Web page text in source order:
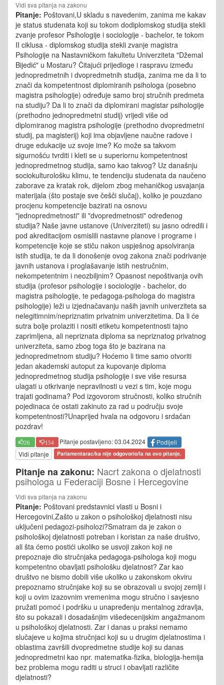
Vidi sva pitanja na zakonu
Pitanje: Poštovani,U skladu s navedenim, zanima me kakav
je status studenata koji su tokom dodiplomskog studija stekli
zvanje profesor Psihologije i sociologije - bachelor, te tokom
II ciklusa - diplomskog studija stekli zvanje magistra
Psihologije na Nastavničkom fakultetu Univerziteta "Džemal
Bijedić" u Mostaru? Čitajući prijedloge i raspravu između
jednopredmetnih i dvopredmetnih studija, zanima me da li to
znači da kompetentnost diplomiranih psihologa (posebno
magistra psihologije) određuje samo broj stručnih predmeta
na studiju? Da li to znači da diplomirani magistar psihologije
(prethodno jednopredmetni studij) vrijedi više od
diplomiranog magistra psihologije (prethodno dvopredmetni
studij, pa magisterij) koji ima objavljene naučne radove i
druge edukacije uz svoje ime? Ko može sa takvom
sigurnošću tvrditi i kleti se u superiornu kompetentnost
jednopredmetnog studija, samo kao takvog? Uz današnju
sociokulturološku klimu, te tendenciju studenata da naučeno
zaborave za kratak rok, dijelom zbog mehaničkog usvajanja
materijala (što postaje sve češči slučaj), koliko je pouzdano
procjenu kompetencije bazirati na osnovu
"jednopredmetnosti" ili "dvopredmetnosti" određenog
studija? Naše javne ustanove (Univerziteti) su jasno odredili i
pod akreditacijom osmislili nastavne planove i programe i
kompetencije koje se stiču nakon uspješnog apsolviranja
istih studija, te da li donošenje ovog zakona znači podrivanje
javnih ustanova i proglašavanje istih nestručnim,
nekompetentnim i neozbiljnim? Opasnost nepoštivanja ovih
studija (profesor psihologije i sociologije - bachelor, do
magistra psihologije, te pedagoga-psihologa do magistra
psihologije) leži u izjednačavanju naših javnih univerziteta sa
nelegitimnim/nepriznatim privatnim univerzitetima. Da li će
sutra bolje prolaziti i nositi etiketu kompetentnosti tajno
zaprimljena, ali nepriznata diploma sa nepriznatog privatnog
univerziteta, samo zbog toga što je bazirana na
jednopredmetnom studiju? Hoćemo li time samo otvoriti
jedan akademski autoput za kupovanje diploma
jednopredmetnog studija psihologije i sve više resursa
ulagati u otkrivanje nepravilnosti u vezi s tim, koje mogu
trajati godinama? Pod izgovorom stručnosti, koliko stručnih
pojedinaca će ostati zakinuto za rad u području svoje
kompetentnosti?Unaprijed hvala na odgovoru i srdačan
pozdrav!
26 154 Pitanje postavljeno: 03.04.2024
Podijeli
Vidi pitanje
Parlamentarac/ka nije odgovorio/la na ovo pitanje.
Pitanje na zakonu: Nacrt zakona o djelatnosti
psihologa u Federaciji Bosne i Hercegovine
Vidi sva pitanja na zakonu
Pitanje: Poštovani predstavnici vlasti u Bosni i
Hercegovini,Zašto u zakon o psihološkoj djelatnosti nisu
uključeni pedagozi-psiholozi?Smatram da je zakon o
psihološkoj djelatnosti potreban i koristan za naše društvo,
ali šta ćemo postići ukoliko se usvoji zakon koji ne
prepoznaje dio stručnjaka pedagoga-psihologa koji mogu
kompetentno obavljati psihološku djelatnost? Zar kao
društvo ne bismo dobili više ukoliko u zakonskom okviru
prepoznamo stručnjake koji su se obrazovali u svojoj zemlji i
koji u ovim izazovnim vremenima mogu stručno i savjesno
pružati pomoć i podršku u unapređenju mentalnog zdravlja,
što su pokazali i dosadašnjim višedecenijskim angažmanom
u psihološkoj djelatnosti. Zar i danas u praksi nemamo
slučajeve u kojima stručnjaci koji su u drugim djelatnostima i
oblastima završili dvopredmetne studije koji su danas
jednopredmetni kao npr. matematika-fizika, biologija-hemija
bez problema mogu raditi u struci i obavljati različite
djelatnosti?